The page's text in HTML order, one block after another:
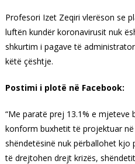
Profesori Izet Zeqiri vlerëson se
luftën kundër koronavirusit nuk
shkurtim i pagave të
këtë çështje.
Postimi i plotë në Facebook:
“Me paratë prej 13.1% e mjeteve
konform buxhetit të projektuar
shëndetësinë nuk përballohet kjo
të drejtohen drejt krizës,